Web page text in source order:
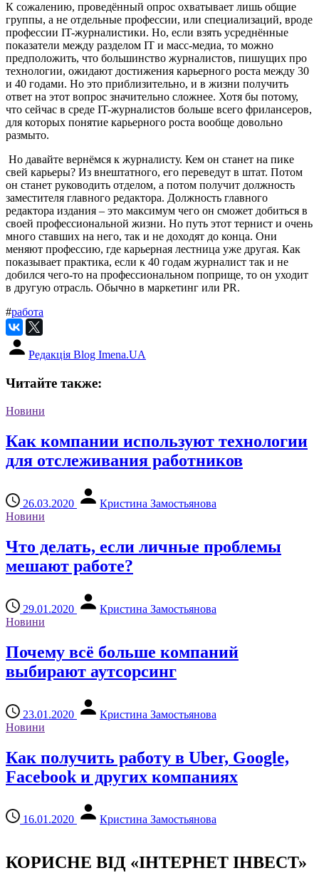
К сожалению, проведённый опрос охватывает лишь общие
группы, а не отдельные профессии, или специализаций, вроде
профессии IT-журналистики. Но, если взять усреднённые
показатели между разделом IT и масс-медиа, то можно
предположить, что большинство журналистов, пишущих про
технологии, ожидают достижения карьерного роста между 30
и 40 годами. Но это приблизительно, и в жизни получить
ответ на этот вопрос значительно сложнее. Хотя бы потому,
что сейчас в среде IT-журналистов больше всего фрилансеров,
для которых понятие карьерного роста вообще довольно
размыто.
Но давайте вернёмся к журналисту. Кем он станет на пике
свей карьеры? Из внештатного, его переведут в штат. Потом
он станет руководить отделом, а потом получит должность
заместителя главного редактора. Должность главного
редактора издания – это максимум чего он сможет добиться в
своей профессиональной жизни. Но путь этот тернист и очень
много ставших на него, так и не доходят до конца. Они
меняют профессию, где карьерная лестница уже другая. Как
показывает практика, если к 40 годам журналист так и не
добился чего-то на профессиональном поприще, то он уходит
в другую отрасль. Обычно в маркетинг или PR.
#работа
Редакція Blog Imena.UA
Читайте также:
Новини
Как компании используют технологии
для отслеживания работников
26.03.2020
Кристина Замостьянова
Новини
Что делать, если личные проблемы
мешают работе?
29.01.2020
Кристина Замостьянова
Новини
Почему всё больше компаний
выбирают аутсорсинг
23.01.2020
Кристина Замостьянова
Новини
Как получить работу в Uber, Google,
Facebook и других компаниях
16.01.2020 Кристина Замостьянова
КОРИСНЕ ВІД «ІНТЕРНЕТ ІНВЕСТ»